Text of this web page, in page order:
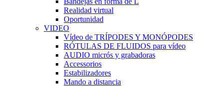
Realidad virtual
Oportunidad
VIDEO
Vídeo de TRÍPODES Y MONÓPODES
RÓTULAS DE FLUIDOS para vídeo
AUDIO micrós y grabadoras
Accessorios
Estabilizadores
Mando a distancia